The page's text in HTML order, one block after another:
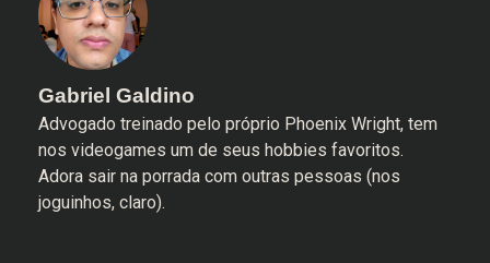
Gabriel Galdino
Advogado treinado pelo próprio Phoenix Wright, tem
nos videogames um de seus hobbies favoritos.
Adora sair na porrada com outras pessoas (nos
joguinhos, claro).